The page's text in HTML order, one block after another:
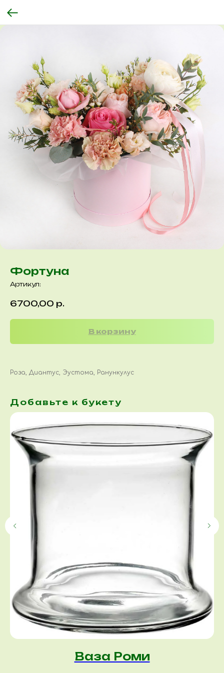
Фортуна
Артикул:
6700,00 р.
В корзину
Роза, Диантус, Эустома, Ранункулус
Добавьте к букету
Ваза Роми